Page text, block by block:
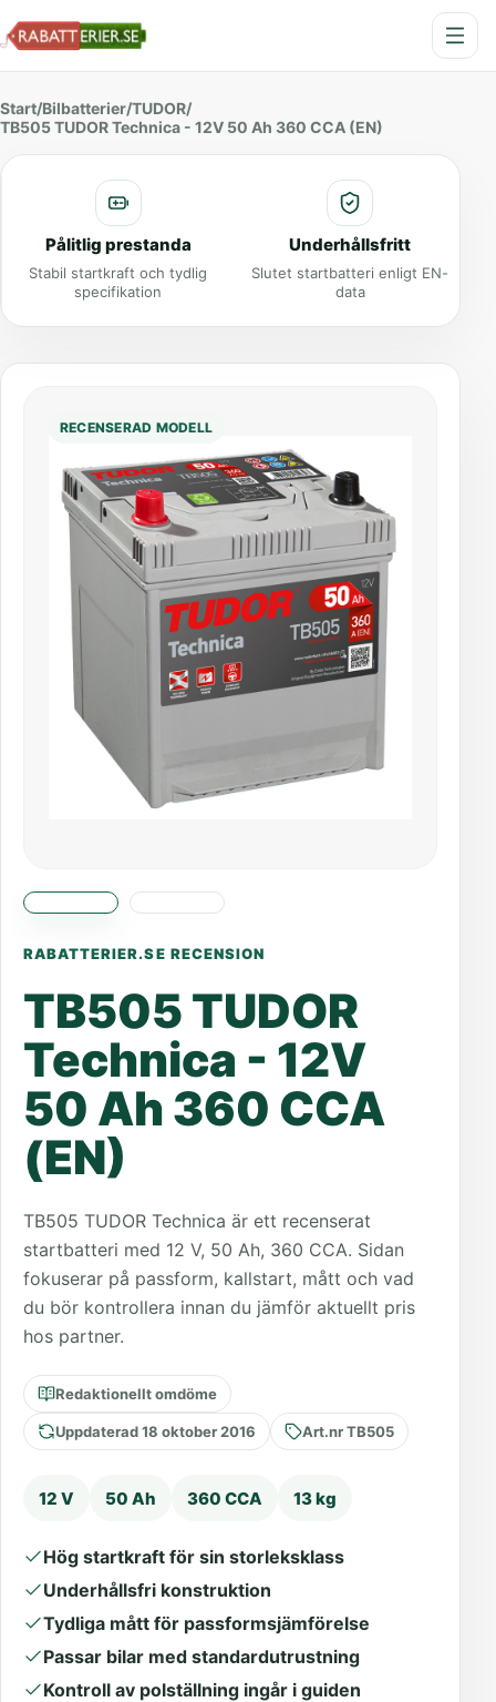
Start/Bilbatterier/TUDOR/
TB505 TUDOR Technica - 12V 50 Ah 360 CCA (EN)
Pålitlig prestanda
Stabil startkraft och tydlig
specifikation
Underhållsfritt
Slutet startbatteri enligt EN-
data
RECENSERAD MODELL
RABATTERIER.SE RECENSION
TB505 TUDOR
Technica - 12V
50 Ah 360 CCA
(EN)
TB505 TUDOR Technica är ett recenserat
startbatteri med 12 V, 50 Ah, 360 CCA. Sidan
fokuserar på passform, kallstart, mått och vad
du bör kontrollera innan du jämför aktuellt pris
hos partner.
Redaktionellt omdöme
Uppdaterad 18 oktober 2016 Art.nr TB505
12 V 50 Ah 360 CCA 13 kg
Hög startkraft för sin storleksklass
Underhållsfri konstruktion
Tydliga mått för passformsjämförelse
Passar bilar med standardutrustning
Kontroll av polställning ingår i guiden